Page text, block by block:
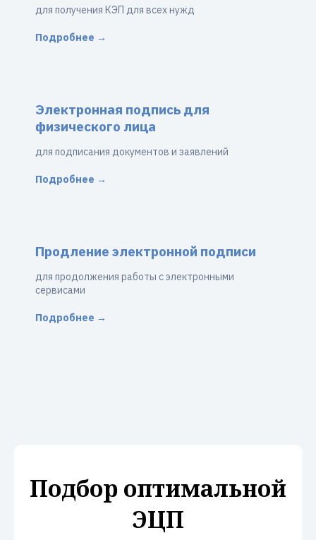
для получения КЭП для всех нужд
Подробнее →
Электронная подпись для
физического лица
для подписания документов и заявлений
Подробнее →
Продление электронной подписи
для продолжения работы с электронными
сервисами
Подробнее →
Подбор оптимальной
ЭЦП